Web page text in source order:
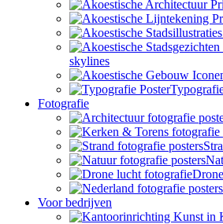
skylines
Fotografie
Drone
Voor bedrijven